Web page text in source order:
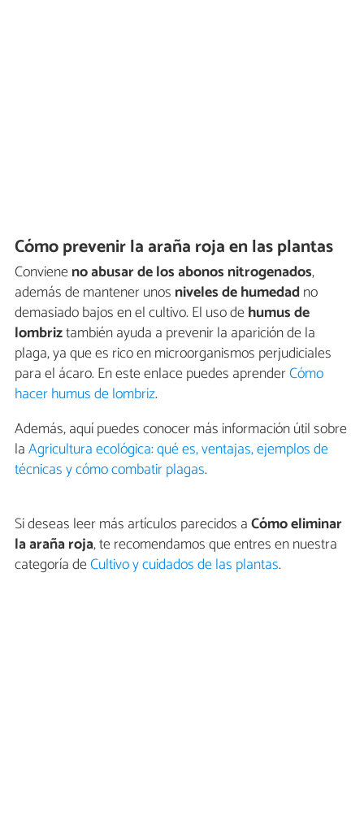
Cómo prevenir la araña roja en las plantas
Convieneno abusar de los abonos nitrogenados,
además de mantener unos niveles de humedadno
demasiado bajos en el cultivo. El uso dehumus de
lombriztambién ayuda a prevenir la aparición de la
plaga, ya que es rico en microorganismos perjudiciales
para el ácaro. En este enlace puedes aprenderCómo
hacer humus de lombriz.
Además, aquí puedes conocer más información útil sobre
laAgricultura ecológica: qué es, ventajas, ejemplos de
técnicas y cómo combatir plagas.
Si deseas leer más artículos parecidos aCómo eliminar
la araña roja, te recomendamos que entres en nuestra
categoría deCultivo y cuidados de las plantas.